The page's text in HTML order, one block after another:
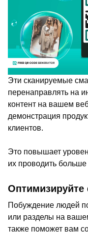
Эти сканируемые
перенаправлять на
контент на вашем
демонстрация
клиентов.
Это повышает
их проводить
Оптимизируйте
Побуждение людей
или разделы на
также поможет вам